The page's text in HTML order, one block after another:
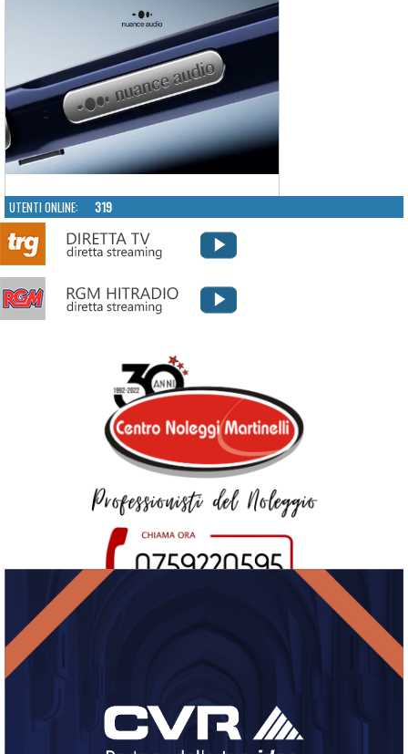
UTENTI ONLINE: 319